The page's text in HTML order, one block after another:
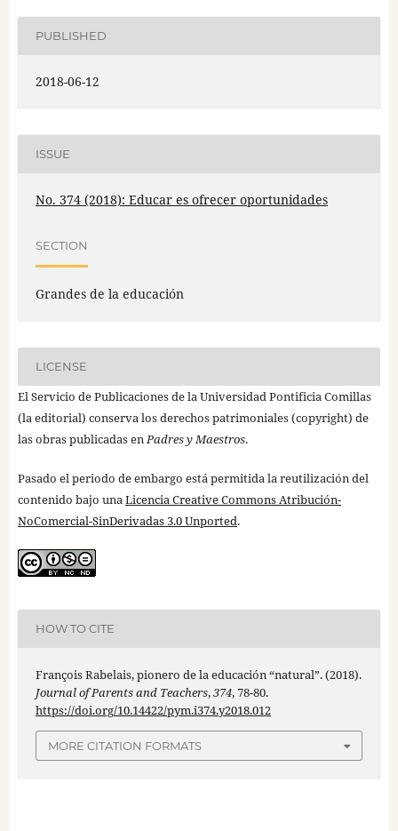
PUBLISHED
2018-06-12
ISSUE
No. 374 (2018): Educar es ofrecer oportunidades
SECTION
Grandes de la educación
LICENSE
El Servicio de Publicaciones de la Universidad Pontificia Comillas
(la editorial) conserva los derechos patrimoniales (copyright) de
las obras publicadas enPadres y Maestros.
Pasado el periodo de embargo está permitida la reutilización del
contenido bajo unaLicencia Creative Commons Atribución-
NoComercial-SinDerivadas 3.0 Unported.
HOW TO CITE
François Rabelais, pionero de la educación “natural”. (2018).
Journal of Parents and Teachers,374, 78-80.
https://doi.org/10.14422/pym.i374.y2018.012
MORE CITATION FORMATS